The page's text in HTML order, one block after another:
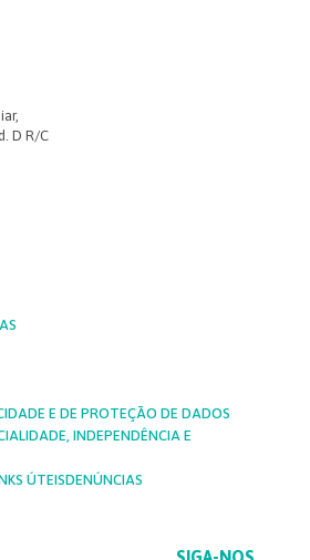
D R/C
E DE PROTEÇÃO DE DADOS
INDEPENDÊNCIA E
ÚTEISDENÚNCIAS